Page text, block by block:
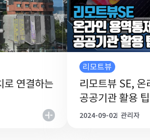
로 연결하는
리모트뷰
리모트뷰 SE, 온
공공기관 활용
2024-09-02 관리자